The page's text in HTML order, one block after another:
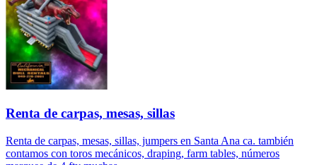
Renta de carpas, mesas, sillas
Renta de carpas, mesas, sillas, jumpers en Santa Ana ca. también
contamos con toros mecánicos, draping, farm tables, números